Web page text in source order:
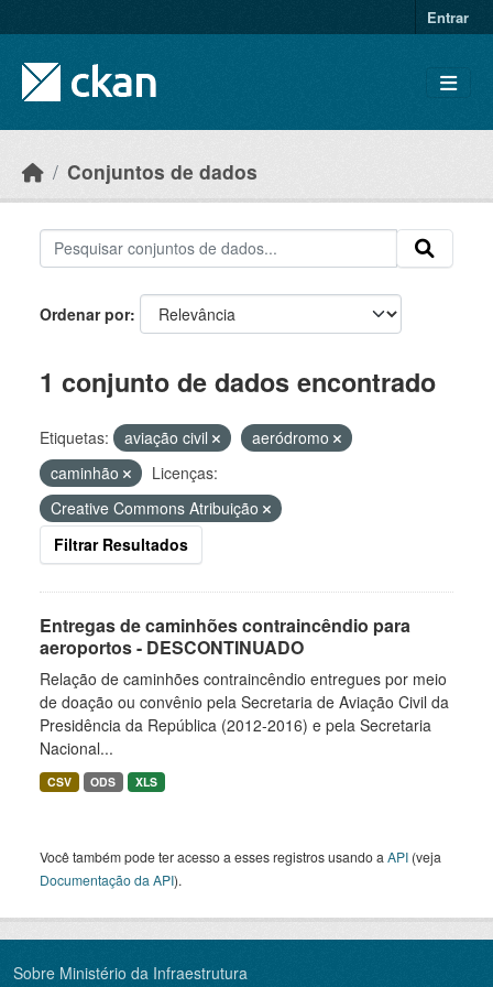
Entrar
Conjuntos de dados
Ordenar por
1 conjunto de dados encontrado
Etiquetas: aviação civil
aeródromo
caminhão
Licenças:
Creative Commons Atribuição
Filtrar Resultados
Entregas de caminhões contraincêndio para
aeroportos - DESCONTINUADO
Relação de caminhões contraincêndio entregues por meio
de doação ou convênio pela Secretaria de Aviação Civil da
Presidência da República (2012-2016) e pela Secretaria
Nacional...
CSV ODS XLS
Você também pode ter acesso a esses registros usando a API (veja
Documentação da API).
Sobre Ministério da Infraestrutura